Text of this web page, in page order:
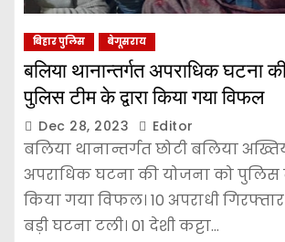
बिहार पुलिस बेगूसराय
बलिया थानान्तर्गत अपराधिक घटना
पुलिस टीम के द्वारा किया गया विफल
Dec 28, 2023 Editor
बलिया थानान्तर्गत छोटी बलिया
अपराधिक घटना की योजना को पुलिस
किया गया विफल। 10 अपराधी
बड़ी घटना टली। 01 देशी कट्टा…